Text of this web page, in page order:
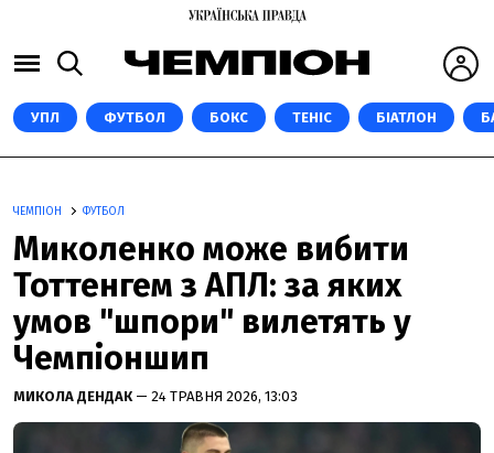
УПЛ ФУТБОЛ БОКС ТЕНІС БІАТЛОН
ЧЕМПІОН ФУТБОЛ
Миколенко може вибити
Тоттенгем з АПЛ: за яких
умов "шпори" вилетять у
Чемпіоншип
МИКОЛА ДЕНДАК — 24 ТРАВНЯ 2026, 13:03